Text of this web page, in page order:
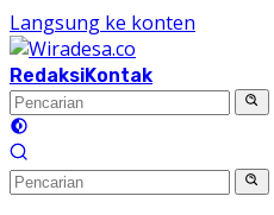
Langsung ke konten
RedaksiKontak